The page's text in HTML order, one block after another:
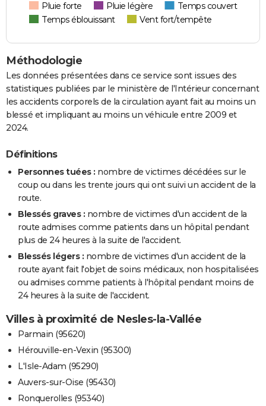
Pluie forte
Pluie légère
Temps couvert
Temps éblouissant
Vent fort/tempête
Méthodologie
Les données présentées dans ce service sont issues des
statistiques publiées par le ministère de l'Intérieur concernant
les accidents corporels de la circulation ayant fait au moins un
blessé et impliquant au moins un véhicule entre 2009 et
2024.
Définitions
Personnes tuées : nombre de victimes décédées sur le
coup ou dans les trente jours qui ont suivi un accident de la
route.
Blessés graves : nombre de victimes d'un accident de la
route admises comme patients dans un hôpital pendant
plus de 24 heures à la suite de l'accident.
Blessés légers : nombre de victimes d'un accident de la
route ayant fait l'objet de soins médicaux, non hospitalisées
ou admises comme patients à l'hôpital pendant moins de
24 heures à la suite de l'accident.
Villes à proximité de Nesles-la-Vallée
Parmain (95620)
Hérouville-en-Vexin (95300)
L'Isle-Adam (95290)
Auvers-sur-Oise (95430)
Ronquerolles (95340)